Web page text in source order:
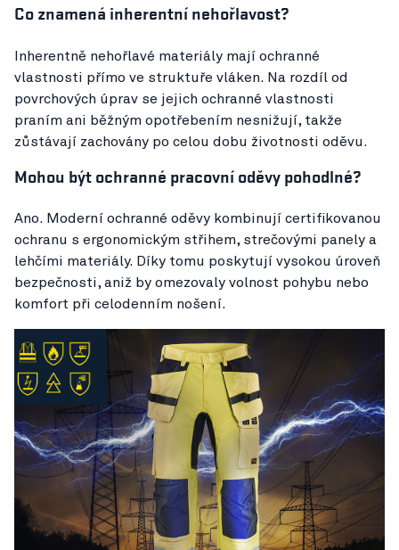
Co znamená inherentní nehořlavost?
Inherentně nehořlavé materiály mají ochranné
vlastnosti přímo ve struktuře vláken. Na rozdíl od
povrchových úprav se jejich ochranné vlastnosti
praním ani běžným opotřebením nesnižují, takže
zůstávají zachovány po celou dobu životnosti oděvu.
Mohou být ochranné pracovní oděvy pohodlné?
Ano. Moderní ochranné oděvy kombinují certifikovanou
ochranu s ergonomickým střihem, strečovými panely a
lehčími materiály. Díky tomu poskytují vysokou úroveň
bezpečnosti, aniž by omezovaly volnost pohybu nebo
komfort při celodenním nošení.